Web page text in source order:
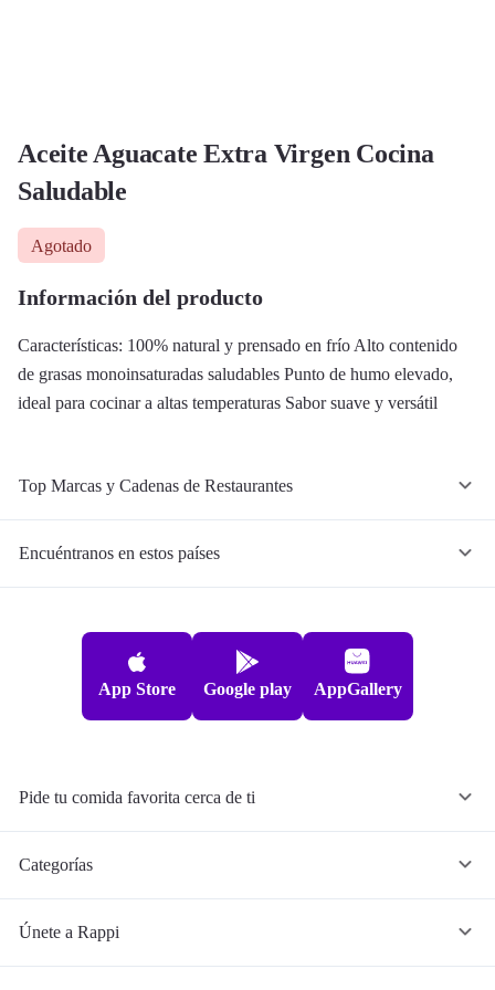
Aceite Aguacate Extra Virgen Cocina
Saludable
Agotado
Información del producto
Características: 100% natural y prensado en frío Alto contenido
de grasas monoinsaturadas saludables Punto de humo elevado,
ideal para cocinar a altas temperaturas Sabor suave y versátil
Top Marcas y Cadenas de Restaurantes
Encuéntranos en estos países
App Store Google play AppGallery
Pide tu comida favorita cerca de ti
Categorías
Únete a Rappi